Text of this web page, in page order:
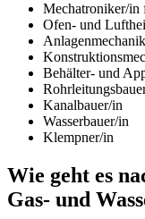
Mechatroniker/in
Ofen- und
Behälter- und
Kanalbauer/in
Wasserbauer/in
Klempner/in
Wie geht es
Gas- und